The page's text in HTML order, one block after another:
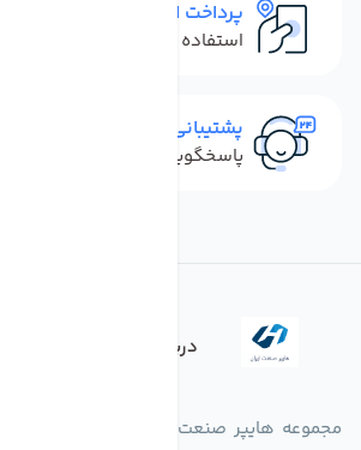
پرداخت امن
استفاده از روش‌های پرداخت امن
پشتیبانی سریع
پاسخگویی سریع به تماس‌ها و
درباره فروشگاه
مجموعه هایپر صنعت ایران در امر تولید و